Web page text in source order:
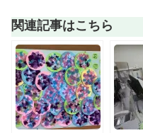
関連記事はこちら